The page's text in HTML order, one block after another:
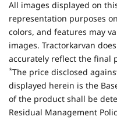
All images displayed on
representation purposes
colors, and features may
images. Tractorkarvan
accurately reflect the final
*The price disclosed
displayed herein is the
of the product shall be
Residual Management